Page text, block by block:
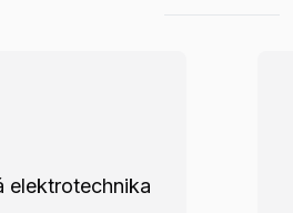
elektrotechnika